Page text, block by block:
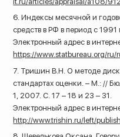
6. Индексы месячной и
средств в РФ в период с 1991
Электронный адрес в
https://www.statbureau.org/
7. Тришин В.Н. О методе
стандартах оценки. – М.: //
1, 2007. С. 17 – 18 и 23 – 31.
Электронный адрес в
http://www.trishin.ru/left/